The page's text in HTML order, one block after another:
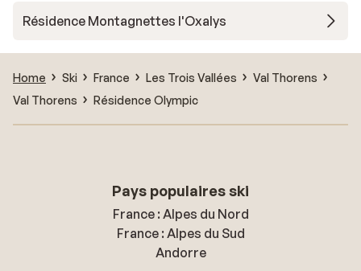
Résidence Montagnettes l'Oxalys
Home Ski France Les Trois Vallées
Val Thorens
Val Thorens
Résidence Olympic
Pays populaires ski
France : Alpes du Nord
France : Alpes du Sud
Andorre